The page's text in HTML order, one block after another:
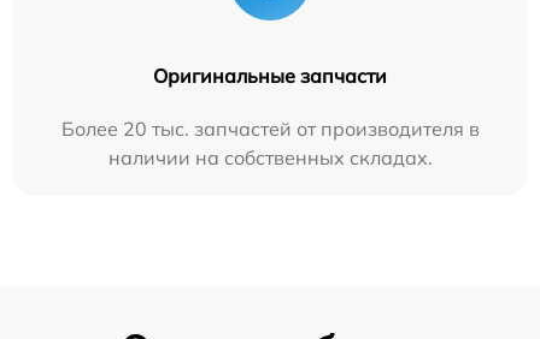
Оригинальные запчасти
Более 20 тыс. запчастей от производителя в
наличии на собственных складах.